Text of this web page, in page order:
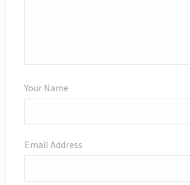
Your Name
Email Address